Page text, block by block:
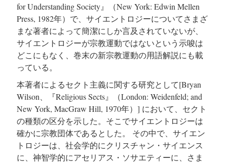
for Understanding Society』（New York: Edwin Mellen
Press, 1982年）で、サイエントロジーについてさまざ
まな著者によって簡潔にしか言及されていないが、
サイエントロジーが宗教運動ではないという示唆は
どこにもなく、巻末の新宗教運動の用語解説にも載
っている。
本著者によるセクト主義に関する研究として[Bryan
Wilson、『Religious Sects』（London: Weidenfeld; and
New York, MacGraw Hill, 1970年）] において、セクト
の種類の区分を示した。そこでサイエントロジーは
確かに宗教団体であるとした。
その中で、サイエン
トロジーは、社会学的にクリスチャン・サイエンス
に、神智学的にアセリアス・ソサエティーに、さま